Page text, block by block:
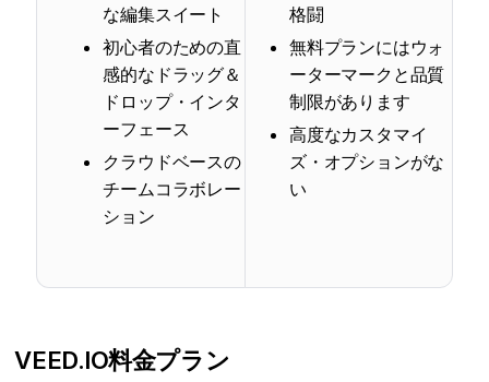
な編集スイート
初心者のための直
感的なドラッグ＆
ドロップ・インタ
ーフェース
クラウドベースの
チームコラボレー
ション
格闘
無料プランにはウォ
ーターマークと品質
制限があります
高度なカスタマイ
ズ・オプションがな
い
VEED.IO料金プラン